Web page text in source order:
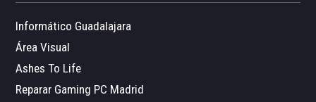
Informático Guadalajara
Área Visual
Ashes To Life
Reparar Gaming PC Madrid